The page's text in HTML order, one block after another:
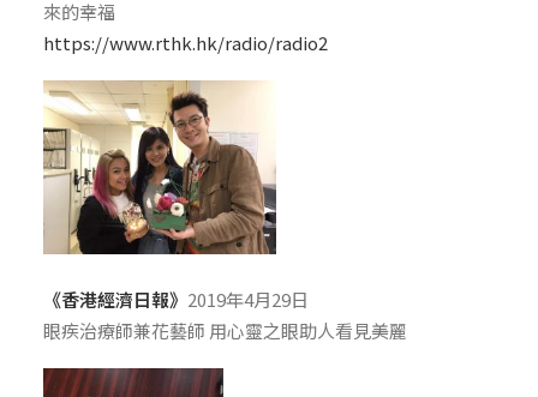
來的幸福
https://www.rthk.hk/radio/radio2
《香港經濟日報》 2019年4月29日
眼疾治療師兼花藝師 用心靈之眼助人看見美麗